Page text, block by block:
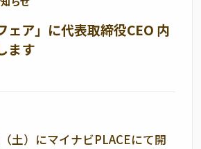
ェア」に代表取締役CEO 内
ます
土）にマイナビPLACEにて開